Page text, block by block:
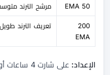
50 EMA مرشح الترند
200
EMA
تعريف الترند
الإعداد: على شارت 4 ساعات أو اليومي: